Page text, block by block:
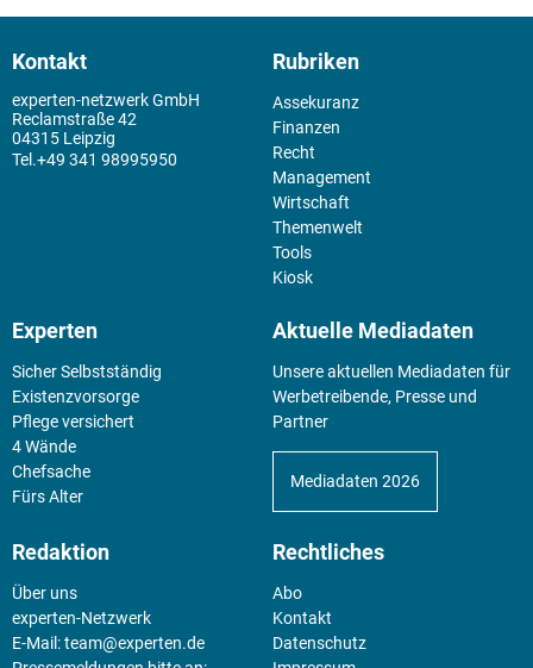
Kontakt
experten-netzwerk GmbH
Reclamstraße 42
04315 Leipzig
+49 341 98995950
Rubriken
Assekuranz
Finanzen
Recht
Management
Wirtschaft
Themenwelt
Tools
Kiosk
Experten
Sicher Selbstständig
Existenz­vorsorge
Pflege versichert
4 Wände
Chefsache
Fürs Alter
Aktuelle Mediadaten
Unsere aktuellen Mediadaten für
Werbetreibende, Presse und
Partner
Mediadaten 2026
Redaktion
Über uns
experten-Netzwerk
E-Mail:team@experten.de
Rechtliches
Abo
Kontakt
Datenschutz